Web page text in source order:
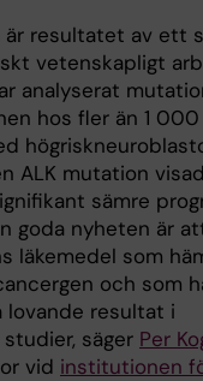
är resultatet av ett
vetenskapligt
analyserat
hos fler än 1 000
ALK mutation
sämre
goda nyheten är
läkemedel som
och som
lovande resultat i
säger Per
vid institutionen